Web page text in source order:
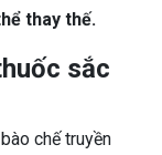
thay thế.
sắc
chế truyền